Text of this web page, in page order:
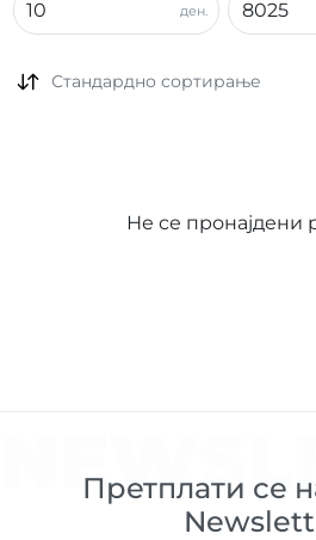
ден.
Стандардно сортирање
Не се пронајдени
Претплати се